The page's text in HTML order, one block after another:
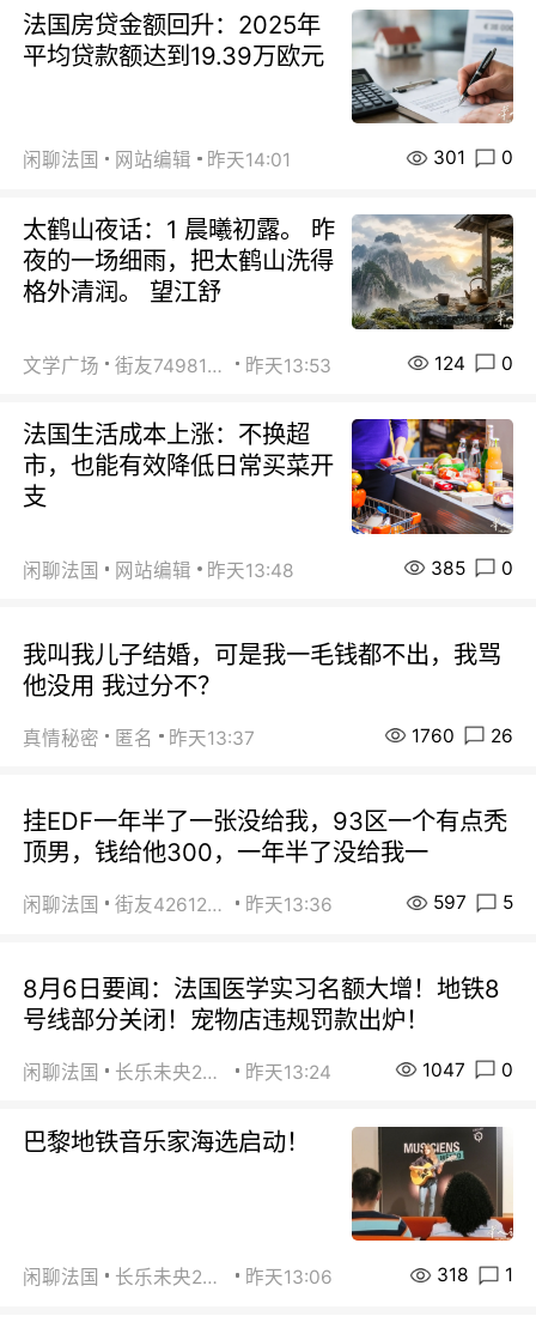
法国房贷金额回升：2025年
平均贷款额达到19.39万欧元
闲聊法国 网站编辑 昨天14:01 301 0
太鹤山夜话：1 晨曦初露。 昨
夜的一场细雨，把太鹤山洗得
格外清润。 望江舒
文学广场 街友74981146 昨天13:53 124 0
法国生活成本上涨：不换超
市，也能有效降低日常买菜开
支
闲聊法国 网站编辑 昨天13:48 385 0
我叫我儿子结婚，可是我一毛钱都不出，我骂
他没用 我过分不？
真情秘密 匿名 昨天13:37 1760 26
挂EDF一年半了一张没给我，93区一个有点秃
顶男，钱给他300，一年半了没给我一
闲聊法国 街友42612092 昨天13:36 597 5
8月6日要闻：法国医学实习名额大增！地铁8
号线部分关闭！宠物店违规罚款出炉！
闲聊法国 长乐未央2015 昨天13:24 1047 0
巴黎地铁音乐家海选启动！
闲聊法国 长乐未央2015 昨天13:06 318 1